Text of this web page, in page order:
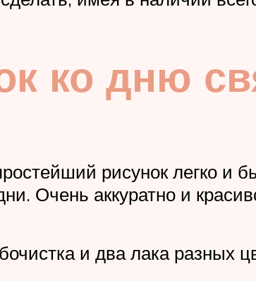
ко дню
рисунок легко и
Очень аккуратно и
и два лака разных